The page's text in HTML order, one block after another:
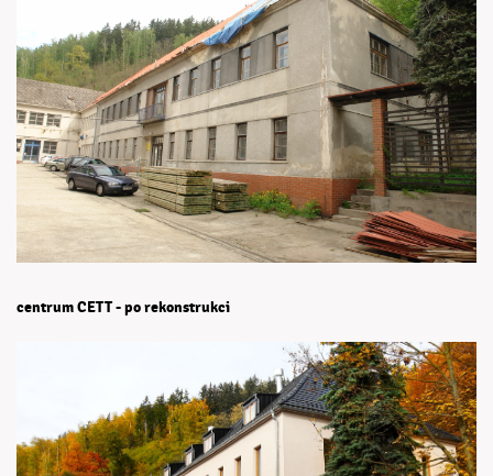
centrum CETT - po rekonstrukci